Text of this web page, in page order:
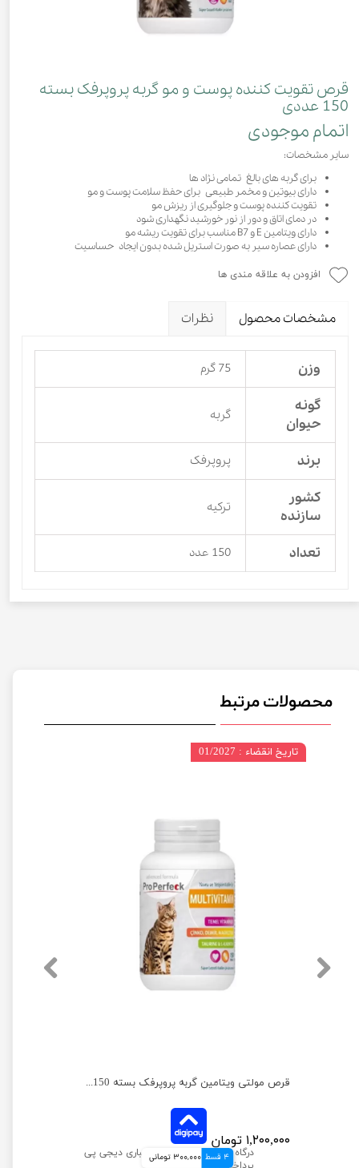
قرص تقویت کننده پوست و مو گربه پروپرفک بسته
150 عددی
اتمام موجودی
سایر مشخصات:
برای گربه های بالغ تمامی نژاد ها
دارای بیوتین و مخمر طبیعی برای حفظ سلامت پوست و مو
تقویت کننده پوست و جلوگیری از ریزش مو
در دمای اتاق و دور از نور خورشید نگهداری شود
دارای ویتامین E و B7 مناسب برای تقویت ریشه مو
دارای عصاره سیر به صورت استریل شده بدون ایجاد حساسیت
افزودن به علاقه مندی ها
مشخصات محصول نظرات
وزن 75 گرم
گونه
حیوان
گربه
برند پروپرفک
کشور
سازنده
ترکیه
تعداد 150 عدد
محصولات مرتبط
قرص مولتی ویتامین گربه پروپرفک بسته 150 عددی
۱,۲۰۰,۰۰۰ تومان
4 قسط 300,000 تومانی
تاریخ انقضاء : 01/2027